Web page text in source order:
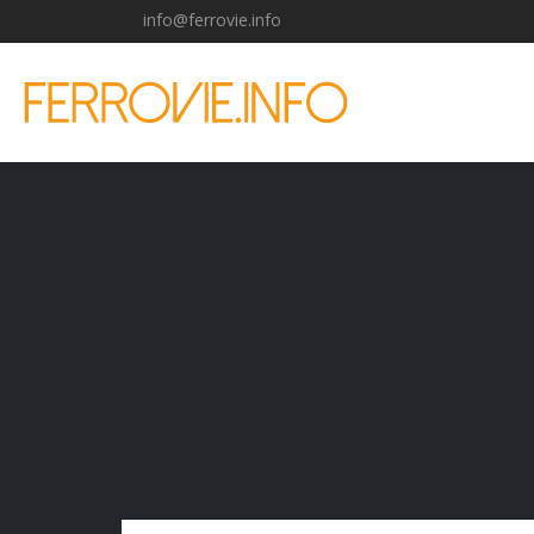
info@ferrovie.info